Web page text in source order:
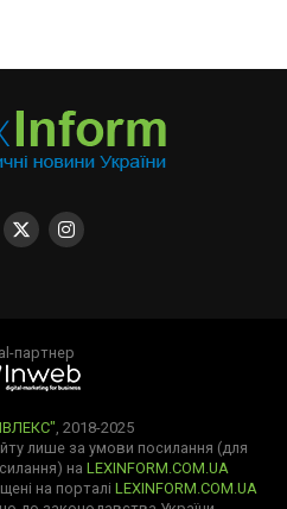
партнер
, 2018-2025
лише за умови посилання (для
на LEXINFORM.COM.UA
на порталі LEXINFORM.COM.UA